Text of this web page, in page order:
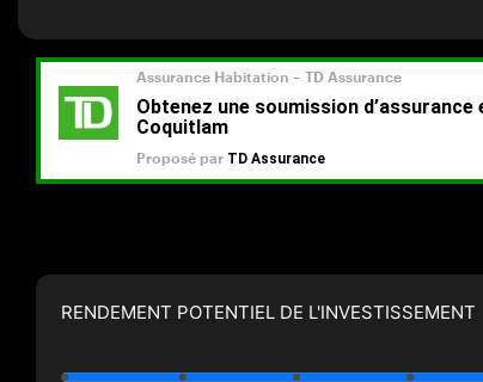
RENDEMENT POTENTIEL DE L'INVESTISSEMENT